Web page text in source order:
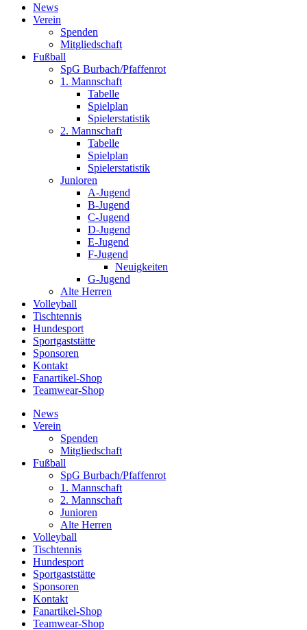
News
Verein
Spenden
Mitgliedschaft
Fußball
SpG Burbach/Pfaffenrot
1. Mannschaft
Tabelle
Spielplan
Spielerstatistik
2. Mannschaft
Tabelle
Spielplan
Spielerstatistik
Junioren
A-Jugend
B-Jugend
C-Jugend
D-Jugend
E-Jugend
F-Jugend
Neuigkeiten
G-Jugend
Alte Herren
Volleyball
Tischtennis
Hundesport
Sportgaststätte
Sponsoren
Kontakt
Fanartikel-Shop
Teamwear-Shop
News
Verein
Spenden
Mitgliedschaft
Fußball
SpG Burbach/Pfaffenrot
1. Mannschaft
2. Mannschaft
Junioren
Alte Herren
Volleyball
Tischtennis
Hundesport
Sportgaststätte
Sponsoren
Kontakt
Fanartikel-Shop
Teamwear-Shop